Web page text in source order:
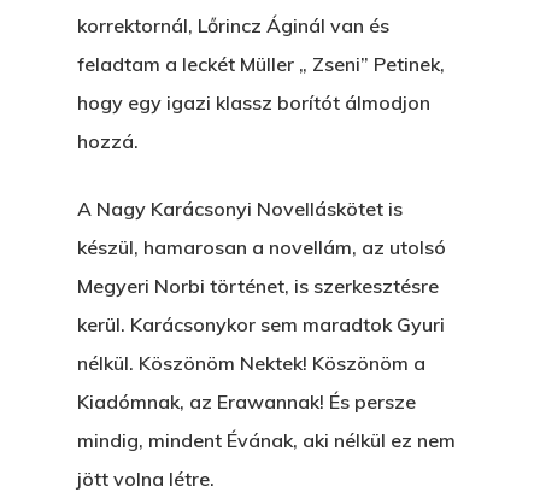
korrektornál, Lőrincz Áginál van és
feladtam a leckét Müller „ Zseni” Petinek,
hogy egy igazi klassz borítót álmodjon
hozzá.
A Nagy Karácsonyi Novelláskötet is
készül, hamarosan a novellám, az utolsó
Megyeri Norbi történet, is szerkesztésre
kerül. Karácsonykor sem maradtok Gyuri
nélkül. Köszönöm Nektek! Köszönöm a
Kiadómnak, az Erawannak! És persze
mindig, mindent Évának, aki nélkül ez nem
jött volna létre.